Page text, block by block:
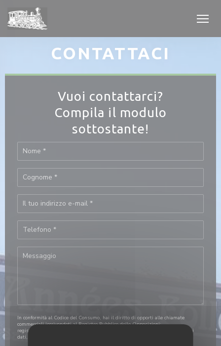
Personalizzazione delle tue scelte sui cookie
CONTATTACI
Vuoi contattarci?
Compila il modulo
sottostante!
In conformità al Codice del Consumo, hai il diritto di opporti alle chiamate
commerciali iscrivendoti al Registro Pubblico delle Opposizioni:
registrodelleopposizioni.it
. Per maggiori informazioni sul trattamento dei tuoi
dati, consulta la nostra